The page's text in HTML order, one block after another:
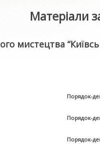
Матеріали
мистецтва
Порядок-
Порядок-
Порядок-